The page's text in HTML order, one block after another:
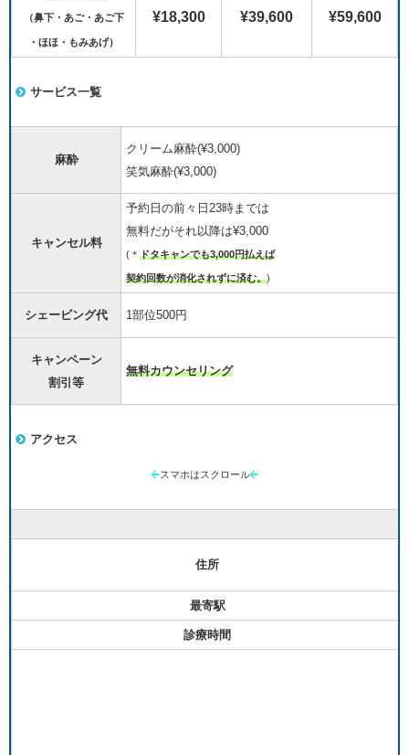
（鼻下・あご・あご下
・ほほ・もみあげ）
¥18,300 ¥39,600 ¥59,600
サービス一覧
麻酔
クリーム麻酔(¥3,000)
笑気麻酔(¥3,000)
キャンセル料
予約日の前々日23時までは
無料だがそれ以降は¥3,000
(＊ ドタキャンでも3,000円払えば
契約回数が消化されずに済む。)
シェービング代 1部位500円
キャンペーン
割引等
無料カウンセリング
アクセス
スマホはスクロール
住所
最寄駅
診療時間